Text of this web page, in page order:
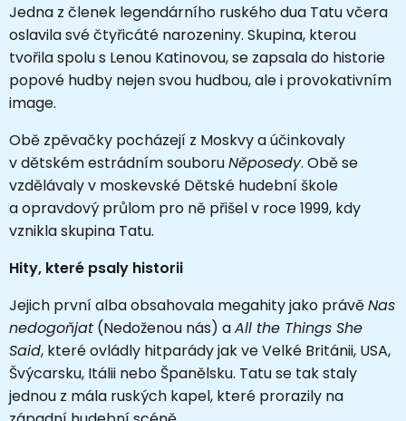
Jedna z členek legendárního ruského dua Tatu včera
oslavila své čtyřicáté narozeniny. Skupina, kterou
tvořila spolu s Lenou Katinovou, se zapsala do historie
popové hudby nejen svou hudbou, ale i provokativním
image.
Obě zpěvačky pocházejí z Moskvy a účinkovaly
v dětském estrádním souboruNěposedy. Obě se
vzdělávaly v moskevské Dětské hudební škole
a opravdový průlom pro ně přišel v roce 1999, kdy
vznikla skupina Tatu.
Hity, které psaly historii
Jejich první alba obsahovala megahity jako právěNas
nedogoňjat (Nedoženou nás) aAll the Things She
Said, které ovládly hitparády jak ve Velké Británii, USA,
Švýcarsku, Itálii nebo Španělsku. Tatu se tak staly
jednou z mála ruských kapel, které prorazily na